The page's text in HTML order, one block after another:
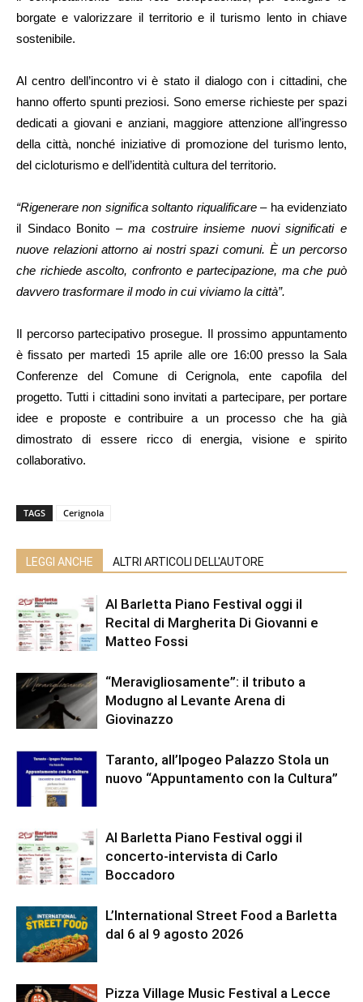
borgate e valorizzare il territorio e il turismo lento in chiave
sostenibile.
Al centro dell’incontro vi è stato il dialogo con i cittadini, che
hanno offerto spunti preziosi. Sono emerse richieste per spazi
dedicati a giovani e anziani, maggiore attenzione all’ingresso
della città, nonché iniziative di promozione del turismo lento,
del cicloturismo e dell’identità cultura del territorio.
“Rigenerare non significa soltanto riqualificare– ha evidenziato
il Sindaco Bonito –ma costruire insieme nuovi significati e
nuove relazioni attorno ai nostri spazi comuni. È un percorso
che richiede ascolto, confronto e partecipazione, ma che può
davvero trasformare il modo in cui viviamo la città”.
Il percorso partecipativo prosegue. Il prossimo appuntamento
è fissato per martedì 15 aprile alle ore 16:00 presso la Sala
Conferenze del Comune di Cerignola, ente capofila del
progetto. Tutti i cittadini sono invitati a partecipare, per portare
idee e proposte e contribuire a un processo che ha già
dimostrato di essere ricco di energia, visione e spirito
collaborativo.
TAGS Cerignola
LEGGI ANCHE ALTRI ARTICOLI DELL'AUTORE
Al Barletta Piano Festival oggi il
Recital di Margherita Di Giovanni e
Matteo Fossi
“Meravigliosamente”: il tributo a
Modugno al Levante Arena di
Giovinazzo
Taranto, all’Ipogeo Palazzo Stola un
nuovo “Appuntamento con la Cultura”
Al Barletta Piano Festival oggi il
concerto-intervista di Carlo
Boccadoro
L’International Street Food a Barletta
dal 6 al 9 agosto 2026
Pizza Village Music Festival a Lecce